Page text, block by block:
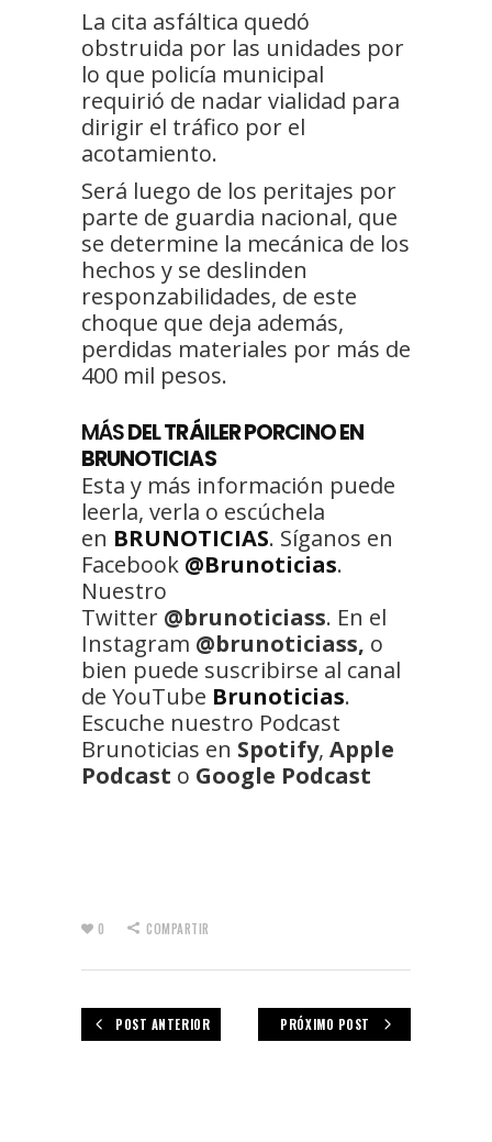
La cita asfáltica quedó
obstruida por las unidades por
lo que policía municipal
requirió de nadar vialidad para
dirigir el tráfico por el
acotamiento.
Será luego de los peritajes por
parte de guardia nacional, que
se determine la mecánica de los
hechos y se deslinden
responzabilidades, de este
choque que deja además,
perdidas materiales por más de
400 mil pesos.
MÁSDEL TRÁILER PORCINO EN
BRUNOTICIAS
Esta y más información puede
leerla, verla o escúchela
en BRUNOTICIAS. Síganos en
Facebook @Brunoticias.
Nuestro
Twitter @brunoticiass. En el
Instagram @brunoticiass, o
bien puede suscribirse al canal
de YouTube Brunoticias.
Escuche nuestro Podcast
Brunoticias en Spotify, Apple
Podcast o Google Podcast
0 COMPARTIR
POST ANTERIOR PRÓXIMO POST